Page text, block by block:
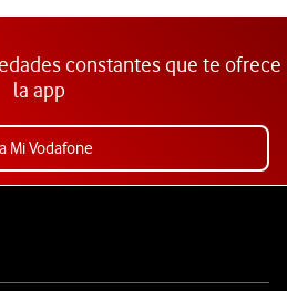
constantes que te ofrece
la app
Mi Vodafone
de Vodafone